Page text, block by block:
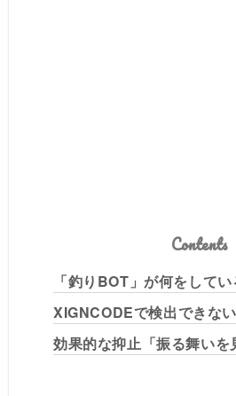
Contents
「釣りBOT」が何をして
XIGNCODEで検出できな
効果的な抑止「振る舞いを